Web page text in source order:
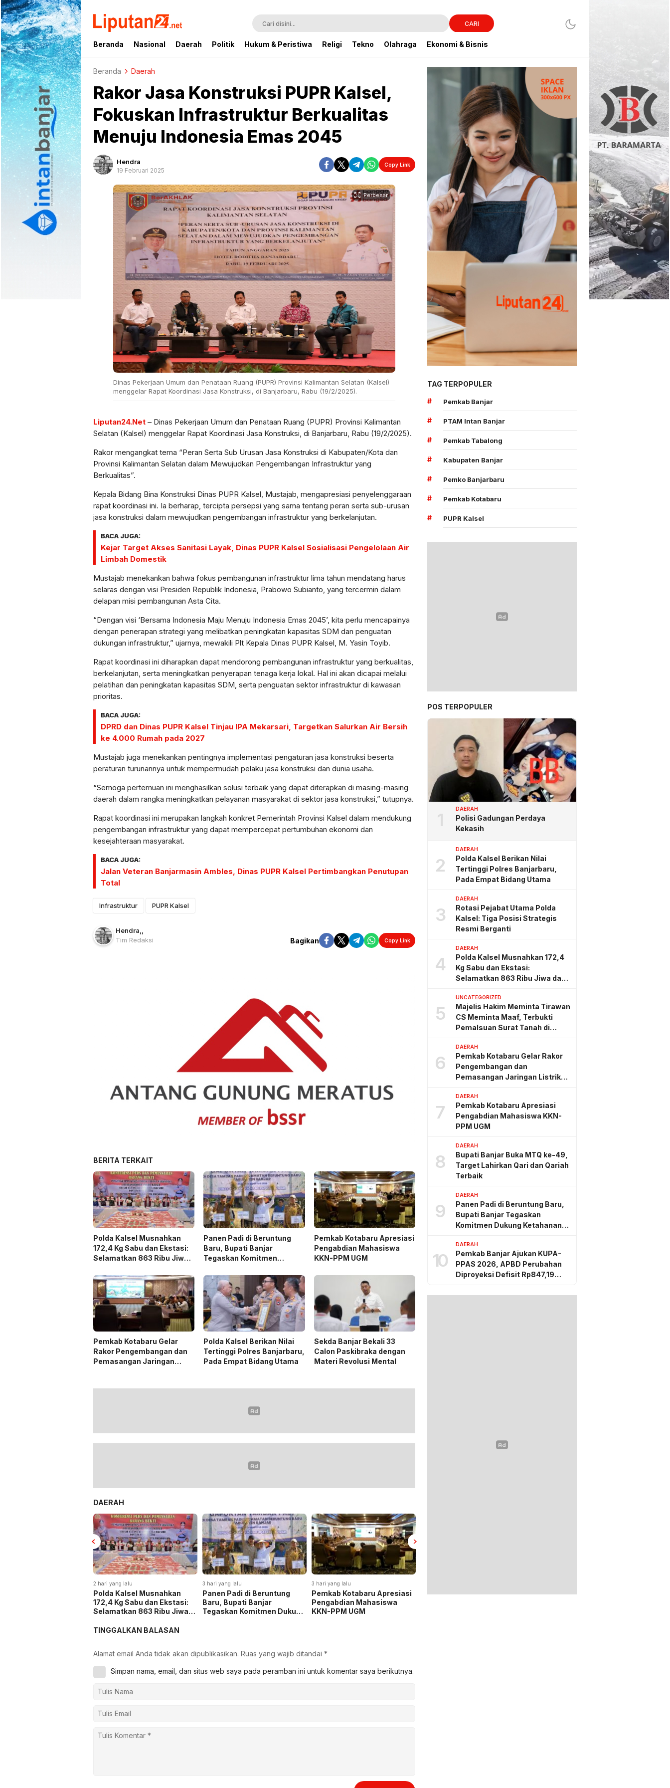
liputan24.net
CARI
Beranda Nasional Daerah Politik Hukum & Peristiwa Religi Tekno Olahraga Ekonomi & Bisnis
Beranda Daerah
Rakor Jasa Konstruksi PUPR Kalsel,
Fokuskan Infrastruktur Berkualitas
Menuju Indonesia Emas 2045
Hendra
19 Februari 2025
Copy Link
Perbesar
Dinas Pekerjaan Umum dan Penataan Ruang (PUPR) Provinsi Kalimantan Selatan (Kalsel)
menggelar Rapat Koordinasi Jasa Konstruksi, di Banjarbaru, Rabu (19/2/2025).
Liputan24.Net – Dinas Pekerjaan Umum dan Penataan Ruang (PUPR) Provinsi Kalimantan
Selatan (Kalsel) menggelar Rapat Koordinasi Jasa Konstruksi, di Banjarbaru, Rabu (19/2/2025).
Rakor mengangkat tema “Peran Serta Sub Urusan Jasa Konstruksi di Kabupaten/Kota dan
Provinsi Kalimantan Selatan dalam Mewujudkan Pengembangan Infrastruktur yang
Berkualitas”.
Kepala Bidang Bina Konstruksi Dinas PUPR Kalsel, Mustajab, mengapresiasi penyelenggaraan
rapat koordinasi ini. Ia berharap, tercipta persepsi yang sama tentang peran serta sub-urusan
jasa konstruksi dalam mewujudkan pengembangan infrastruktur yang berkelanjutan.
BACA JUGA:
Kejar Target Akses Sanitasi Layak, Dinas PUPR Kalsel Sosialisasi Pengelolaan Air
Limbah Domestik
Mustajab menekankan bahwa fokus pembangunan infrastruktur lima tahun mendatang harus
selaras dengan visi Presiden Republik Indonesia, Prabowo Subianto, yang tercermin dalam
delapan misi pembangunan Asta Cita.
“Dengan visi ‘Bersama Indonesia Maju Menuju Indonesia Emas 2045’, kita perlu mencapainya
dengan penerapan strategi yang melibatkan peningkatan kapasitas SDM dan penguatan
dukungan infrastruktur,” ujarnya, mewakili Plt Kepala Dinas PUPR Kalsel, M. Yasin Toyib.
Rapat koordinasi ini diharapkan dapat mendorong pembangunan infrastruktur yang berkualitas,
berkelanjutan, serta meningkatkan penyerapan tenaga kerja lokal. Hal ini akan dicapai melalui
pelatihan dan peningkatan kapasitas SDM, serta penguatan sektor infrastruktur di kawasan
prioritas.
BACA JUGA:
DPRD dan Dinas PUPR Kalsel Tinjau IPA Mekarsari, Targetkan Salurkan Air Bersih
ke 4.000 Rumah pada 2027
Mustajab juga menekankan pentingnya implementasi pengaturan jasa konstruksi beserta
peraturan turunannya untuk mempermudah pelaku jasa konstruksi dan dunia usaha.
“Semoga pertemuan ini menghasilkan solusi terbaik yang dapat diterapkan di masing-masing
daerah dalam rangka meningkatkan pelayanan masyarakat di sektor jasa konstruksi,” tutupnya.
Rapat koordinasi ini merupakan langkah konkret Pemerintah Provinsi Kalsel dalam mendukung
pengembangan infrastruktur yang dapat mempercepat pertumbuhan ekonomi dan
kesejahteraan masyarakat.
BACA JUGA:
Jalan Veteran Banjarmasin Ambles, Dinas PUPR Kalsel Pertimbangkan Penutupan
Total
Infrastruktur PUPR Kalsel
Hendra
Tim Redaksi
Bagikan Copy Link
BERITA TERKAIT
Polda Kalsel Musnahkan
172,4 Kg Sabu dan Ekstasi:
Selamatkan 863 Ribu Jiwa
4,3 Triliun
Panen Padi di Beruntung
Baru, Bupati Banjar
Tegaskan Komitmen
Pemkab Kotabaru Apresiasi
Pengabdian Mahasiswa
KKN-PPM UGM
Pemkab Kotabaru Gelar
Rakor Pengembangan dan
Pemasangan Jaringan
Polda Kalsel Berikan Nilai
Tertinggi Polres Banjarbaru,
Pada Empat Bidang Utama
Sekda Banjar Bekali 33
Calon Paskibraka dengan
Materi Revolusi Mental
DAERAH
2 hari yang lalu
Polda Kalsel Musnahkan
172,4 Kg Sabu dan Ekstasi:
Selamatkan 863 Ribu Jiwa
4,3 Triliun
3 hari yang lalu
Panen Padi di Beruntung
Baru, Bupati Banjar
Tegaskan Komitmen Dukung
3 hari yang lalu
Pemkab Kotabaru Apresiasi
Pengabdian Mahasiswa
KKN-PPM UGM
Pemkab Kotabaru Gelar
TINGGALKAN BALASAN
Alamat email Anda tidak akan dipublikasikan. Ruas yang wajib ditandai *
Simpan nama, email, dan situs web saya pada peramban ini untuk komentar saya berikutnya.
TAG TERPOPULER
#
Pemkab Banjar
# PTAM Intan Banjar
# Pemkab Tabalong
# Kabupaten Banjar
# Pemko Banjarbaru
# Pemkab Kotabaru
# PUPR Kalsel
POS TERPOPULER
1
DAERAH
Polisi Gadungan Perdaya
Kekasih
2
DAERAH
Polda Kalsel Berikan Nilai
Tertinggi Polres Banjarbaru,
Pada Empat Bidang Utama
3
DAERAH
Rotasi Pejabat Utama Polda
Kalsel: Tiga Posisi Strategis
Resmi Berganti
4
DAERAH
Polda Kalsel Musnahkan 172,4
Kg Sabu dan Ekstasi:
Selamatkan 863 Ribu Jiwa dan
Triliun
5
UNCATEGORIZED
Majelis Hakim Meminta Tirawan
CS Meminta Maaf, Terbukti
Pemalsuan Surat Tanah di
6
DAERAH
Pemkab Kotabaru Gelar Rakor
Pengembangan dan
Pemasangan Jaringan Listrik
7
DAERAH
Pemkab Kotabaru Apresiasi
Pengabdian Mahasiswa KKN-
PPM UGM
8
DAERAH
Bupati Banjar Buka MTQ ke-49,
Target Lahirkan Qari dan Qariah
Terbaik
9
DAERAH
Panen Padi di Beruntung Baru,
Bupati Banjar Tegaskan
Komitmen Dukung Ketahanan
10
DAERAH
Pemkab Banjar Ajukan KUPA-
PPAS 2026, APBD Perubahan
Diproyeksi Defisit Rp847,19